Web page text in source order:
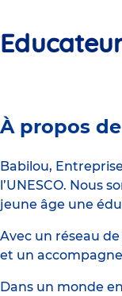
Babilou
Cergy
Petit
Albi
À propos
Babilou,
l’UNESCO. Nous
jeune âge une
Avec un réseau
et un
Dans un monde